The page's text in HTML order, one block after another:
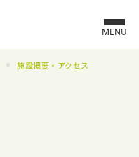
MENU
施設概要・アクセス